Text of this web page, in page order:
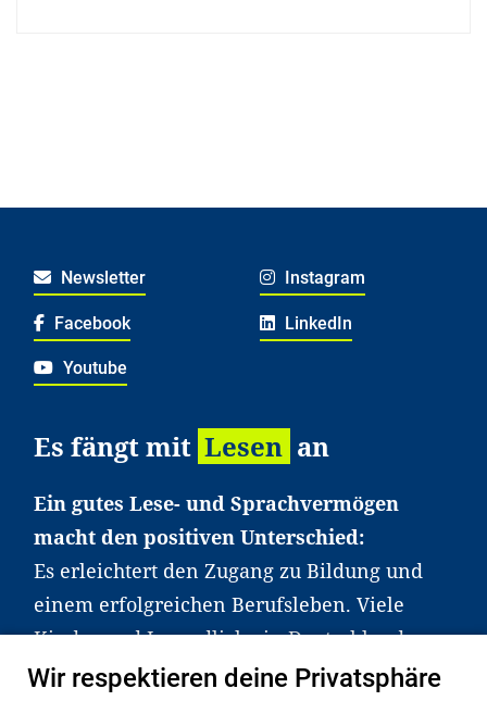
Newsletter Instagram
Facebook LinkedIn
Youtube
Es fängt mit Lesen an
Ein gutes Lese- und Sprachvermögen
macht den positiven Unterschied:
Es erleichtert den Zugang zu Bildung und
einem erfolgreichen Berufsleben. Viele
Kinder und Jugendliche in Deutschland
haben aber große Schwierigkeiten dabei.
Wir respektieren deine Privatsphäre